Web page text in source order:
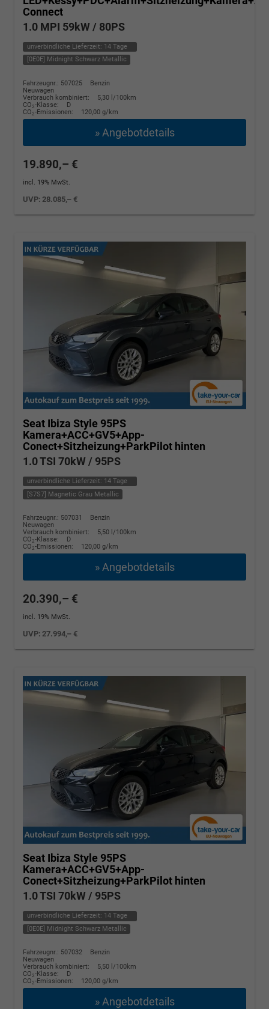
Connect
1.0 MPI 59kW / 80PS
unverbindliche Lieferzeit: 14 Tage
[0E0E] Midnight Schwarz Metallic
Fahrzeugnr.: 507025
Benzin
Neuwagen
Verbrauch kombiniert:
5,30 l/100km
CO2-Klasse:
D
CO2-Emissionen: 120,00 g/km
» Angebotdetails
19.890,– €
incl. 19% MwSt.
UVP:28.085,– €
Seat Ibiza Style 95PS
Kamera+ACC+GV5+App-
Conect+Sitzheizung+ParkPilot hinten
1.0 TSI 70kW / 95PS
unverbindliche Lieferzeit: 14 Tage
[S7S7] Magnetic Grau Metallic
Fahrzeugnr.: 507031
Benzin
Neuwagen
Verbrauch kombiniert:
5,50 l/100km
CO2-Klasse:
D
CO2-Emissionen: 120,00 g/km
» Angebotdetails
20.390,– €
incl. 19% MwSt.
UVP:27.994,– €
Seat Ibiza Style 95PS
Kamera+ACC+GV5+App-
Conect+Sitzheizung+ParkPilot hinten
1.0 TSI 70kW / 95PS
unverbindliche Lieferzeit: 14 Tage
[0E0E] Midnight Schwarz Metallic
Fahrzeugnr.: 507032
Benzin
Neuwagen
Verbrauch kombiniert:
5,50 l/100km
CO2-Klasse:
D
CO2-Emissionen: 120,00 g/km
» Angebotdetails